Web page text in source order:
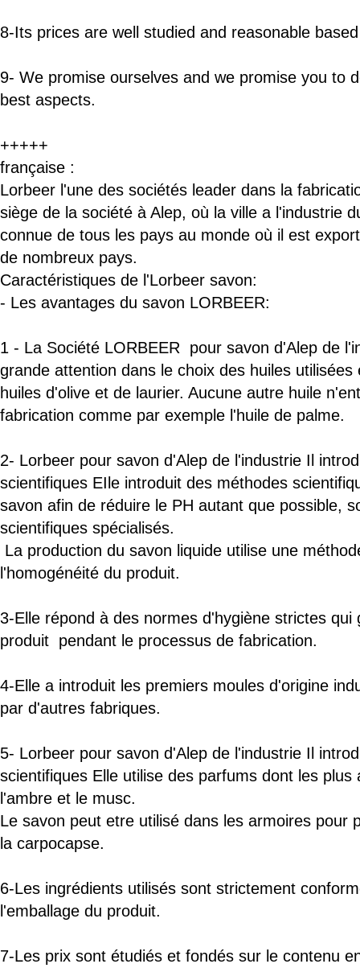
8-Its prices are well studied and reasonable
9- We promise ourselves and we promise you to
best aspects.
+++++
française :
Lorbeer l'une des sociétés leader dans la
siège de la société à Alep, où la ville a l'industrie
connue de tous les pays au monde où il est
de nombreux pays.
Caractéristiques de l'Lorbeer savon:
- Les avantages du savon LORBEER:
1 - La Société LORBEER pour savon d'Alep de
grande attention dans le choix des huiles
huiles d'olive et de laurier. Aucune autre huile
fabrication comme par exemple l'huile de palme.
2- Lorbeer pour savon d'Alep de l'industrie Il
scientifiques EIle introduit des méthodes
savon afin de réduire le PH autant que possible,
scientifiques spécialisés.
La production du savon liquide utilise une
l'homogénéité du produit.
3-Elle répond à des normes d'hygiène strictes qui
produit pendant le processus de fabrication.
4-Elle a introduit les premiers moules d'origine
par d'autres fabriques.
5- Lorbeer pour savon d'Alep de l'industrie Il
scientifiques Elle utilise des parfums dont les plus
l'ambre et le musc.
Le savon peut etre utilisé dans les armoires pour
la carpocapse.
6-Les ingrédients utilisés sont strictement
l'emballage du produit.
7-Les prix sont étudiés et fondés sur le contenu